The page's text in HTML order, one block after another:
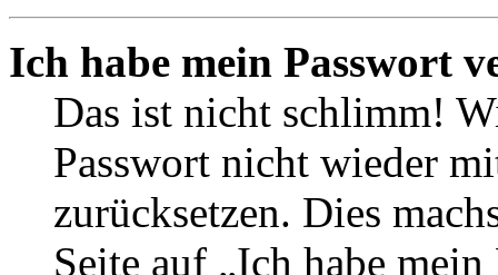
Ich habe mein Passwort
Das ist nicht schlimm!
Passwort nicht wieder
zurücksetzen. Dies
Seite auf „Ich habe